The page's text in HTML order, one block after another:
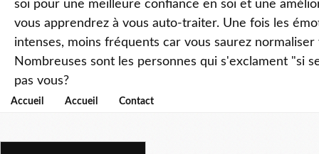
soi pour une meilleure confiance en soi et une
vous apprendrez à vous auto-traiter. Une fois les
intenses, moins fréquents car vous saurez
Nombreuses sont les personnes qui s'exclament "si
pas vous?
Accueil Accueil Contact